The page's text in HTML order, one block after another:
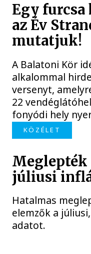
Egy
az Év
mutatjuk!
A Balatoni Kör
alkalommal
versenyt,
22
fonyódi hely
KÖZÉLET
Meglepték
júliusi
Hatalmas
elemzők a
adatot.